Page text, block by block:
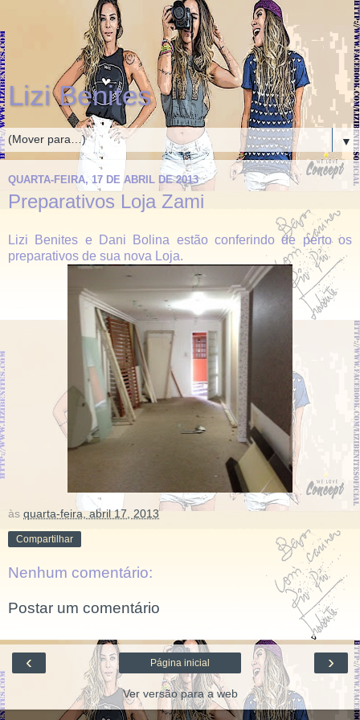
Lizi Benites
▼
QUARTA-FEIRA, 17 DE ABRIL DE 2013
Preparativos Loja Zami
Lizi Benites e Dani Bolina estão conferindo de perto os
preparativos de sua nova Loja.
às quarta-feira, abril 17, 2013
Compartilhar
Nenhum comentário:
Postar um comentário
‹ ›
Página inicial
Ver versão para a web